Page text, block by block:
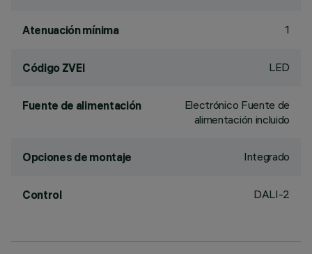
Atenuación mínima 1
Código ZVEI LED
Fuente de alimentación
Electrónico Fuente de
alimentación incluido
Opciones de montaje Integrado
Control DALI-2